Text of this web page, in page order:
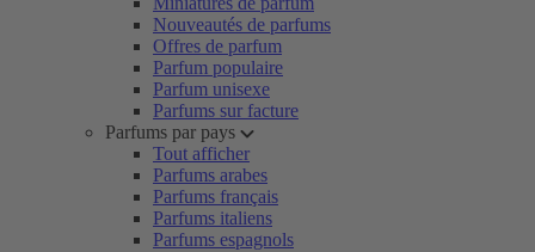
Nouveautés de parfums
Offres de parfum
Parfum populaire
Parfum unisexe
Parfums sur facture
Parfums par pays
Tout afficher
Parfums arabes
Parfums français
Parfums italiens
Parfums espagnols